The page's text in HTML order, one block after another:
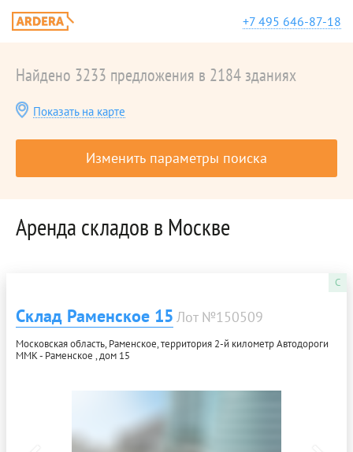
+7 495 646-87-18
Найдено 3233 предложения в 2184 зданиях
Показать на карте
Изменить параметры поиска
Аренда складов в Москве
C
Склад Раменское 15 Лот №150509
Московская область, Раменское, территория 2-й километр Автодороги
ММК - Раменское , дом 15